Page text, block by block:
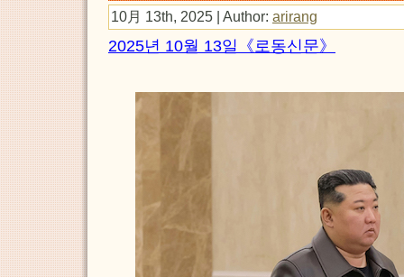
10月 13th, 2025 | Author: arirang
2025년 10월 13일《로동신문》